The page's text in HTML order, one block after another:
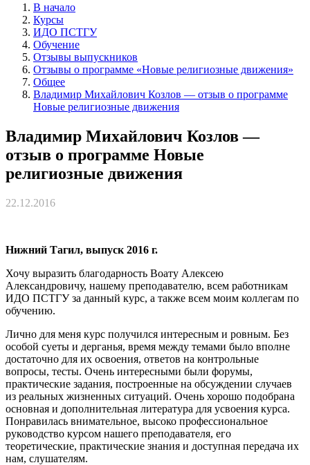
В начало
Курсы
ИДО ПСТГУ
Обучение
Отзывы выпускников
Отзывы о программе «Новые религиозные движения»
Общее
Владимир Михайлович Козлов — отзыв о программе
Новые религиозные движения
Владимир Михайлович Козлов —
отзыв о программе Новые
религиозные движения
22.12.2016
Нижний Тагил, выпуск 2016 г.
Хочу выразить благодарность Воату Алексею
Александровичу, нашему преподавателю, всем работникам
ИДО ПСТГУ за данный курс, а также всем моим коллегам по
обучению.
Лично для меня курс получился интересным и ровным. Без
особой суеты и дерганья, время между темами было вполне
достаточно для их освоения, ответов на контрольные
вопросы, тесты. Очень интересными были форумы,
практические задания, построенные на обсуждении случаев
из реальных жизненных ситуаций. Очень хорошо подобрана
основная и дополнительная литература для усвоения курса.
Понравилась внимательное, высоко профессиональное
руководство курсом нашего преподавателя, его
теоретические, практические знания и доступная передача их
нам, слушателям.